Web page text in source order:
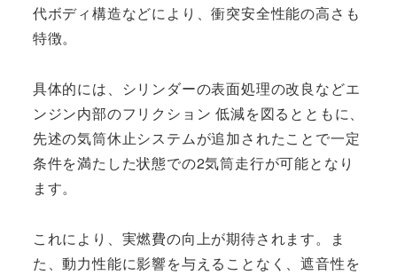
代ボディ構造などにより、衝突安全性能の高さも
特徴。
具体的には、シリンダーの表面処理の改良などエ
ンジン内部のフリクション 低減を図るとともに、
先述の気筒休止システムが追加されたことで一定
条件を満たした状態での2気筒走行が可能となり
ます。
これにより、実燃費の向上が期待されます。ま
た、動力性能に影響を与えることなく、遮音性を